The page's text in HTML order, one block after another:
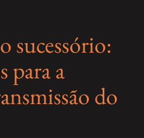
sucessório:
para a
do